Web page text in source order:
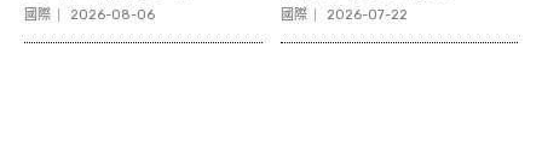
國際 2026-08-06 國際 2026-07-22